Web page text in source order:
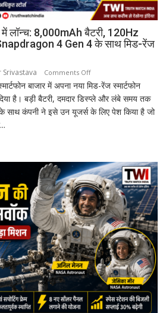
लॉन्च: 8,000mAh बैटरी, 120Hz
4 Gen 4 के साथ मिड-रेंज
Srivastava Comments Offon
Redmi
Note
17
8,000mAh
बैटरी,
120Hz
AMOLED
डिस्प्ले
और
Snapdragon
4
Gen
4
के
साथ
बाजार में अपना नया मिड-रेंज स्मार्टफोन
है। बड़ी बैटरी, दमदार डिस्प्ले और लंबे समय तक
साथ कंपनी ने इसे उन यूजर्स के लिए पेश किया है जो